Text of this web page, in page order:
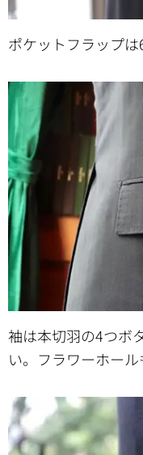
ポケットフラップ
袖は本切羽の4つ
い。フラワーホー